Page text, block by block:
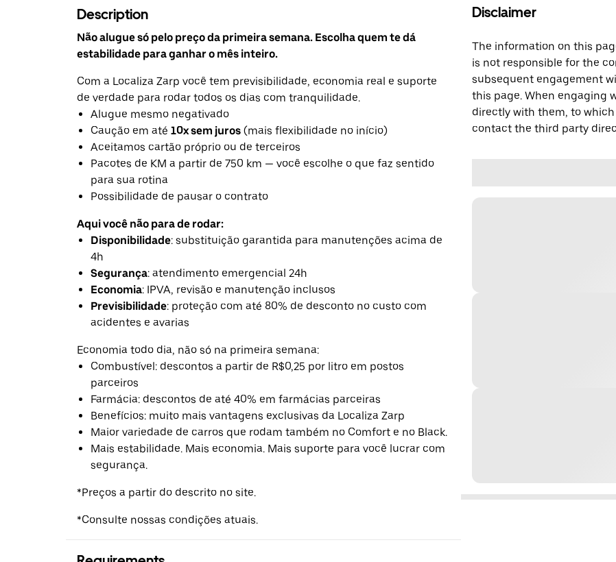
Description
Não alugue só pelo preço da primeira semana. Escolha quem te dá
estabilidade para ganhar o mês inteiro.
Com a Localiza Zarp você tem previsibilidade, economia real e suporte
de verdade para rodar todos os dias com tranquilidade.
Alugue mesmo negativado
Caução em até 10x sem juros (mais flexibilidade no início)
Aceitamos cartão próprio ou de terceiros
Pacotes de KM a partir de 750 km — você escolhe o que faz sentido
para sua rotina
Possibilidade de pausar o contrato
Aqui você não para de rodar:
Disponibilidade: substituição garantida para manutenções acima de
4h
Segurança: atendimento emergencial 24h
Economia: IPVA, revisão e manutenção inclusos
Previsibilidade: proteção com até 80% de desconto no custo com
acidentes e avarias
Economia todo dia, não só na primeira semana:
Combustível: descontos a partir de R$0,25 por litro em postos
parceiros
Farmácia: descontos de até 40% em farmácias parceiras
Benefícios: muito mais vantagens exclusivas da Localiza Zarp
Maior variedade de carros que rodam também no Comfort e no Black.
Mais estabilidade. Mais economia. Mais suporte para você lucrar com
segurança.
*Preços a partir do descrito no site.
*Consulte nossas condições atuais.
Disclaimer
The information on this
is not responsible for the
subsequent engagement
this page. When engaging
directly with them, to which
contact the third party